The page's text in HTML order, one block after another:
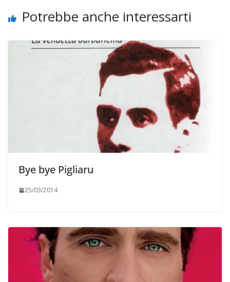
Potrebbe anche interessarti
Bye bye Pigliaru
25/03/2014